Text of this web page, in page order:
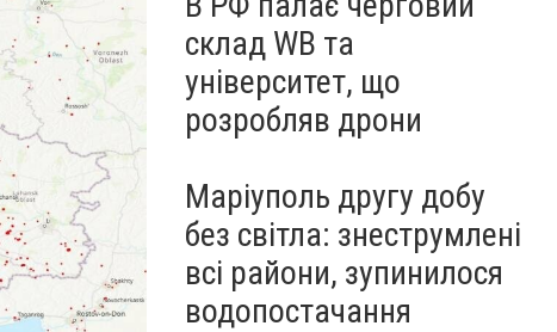
склад WB та
університет, що
розробляв дрони
Маріуполь другу добу
без світла: знеструмлені
всі райони, зупинилося
водопостачання